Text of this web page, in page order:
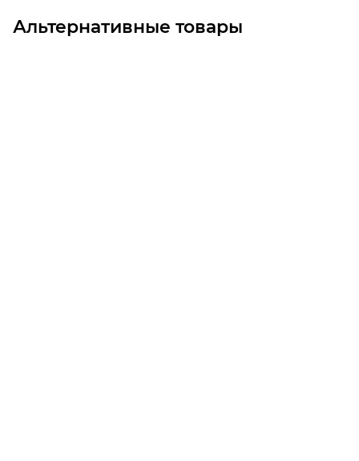
Альтернативные товары